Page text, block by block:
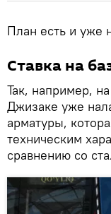
План есть и уже
Ставка на
Так, например,
Джизаке уже
арматуры,
техническим
сравнению со